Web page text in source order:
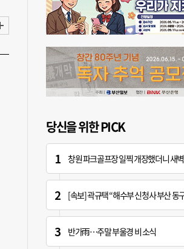
당신을 위한 PICK
창원 파크골프장 일찍 개장했더니 새벽부터
[속보] 곽규택 “해수부 신청사 부산 동구 유치 환영…해양 중심지
반가雨…주말 부울경 비 소식